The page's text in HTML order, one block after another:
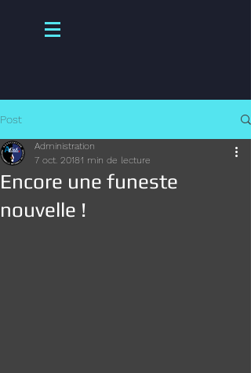
Post
Encore une funeste
nouvelle !
Administration
7 oct. 20181 min de lecture